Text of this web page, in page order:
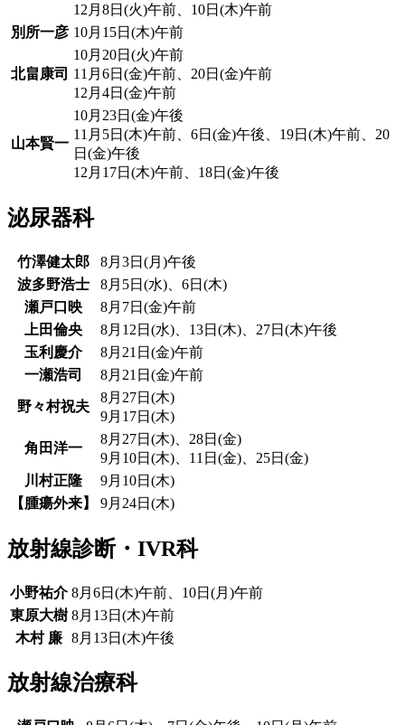
12月8日(火)午前、10日(木)午前
別所一彦 10月15日(木)午前
北畠康司
10月20日(火)午前
11月6日(金)午前、20日(金)午前
12月4日(金)午前
山本賢一
10月23日(金)午後
11月5日(木)午前、6日(金)午後、19日(木)午前、20
日(金)午後
12月17日(木)午前、18日(金)午後
泌尿器科
竹澤健太郎
8月3日(月)午後
波多野浩士
8月5日(水)、6日(木)
瀬戸口映
8月7日(金)午前
上田倫央
8月12日(水)、13日(木)、27日(木)午後
玉利慶介
8月21日(金)午前
一瀬浩司
8月21日(金)午前
野々村祝夫
8月27日(木)
9月17日(木)
角田洋一
8月27日(木)、28日(金)
9月10日(木)、11日(金)、25日(金)
川村正隆
9月10日(木)
【腫瘍外来】
9月24日(木)
放射線診断・IVR科
小野祐介 8月6日(木)午前、10日(月)午前
東原大樹 8月13日(木)午前
木村 廉 8月13日(木)午後
放射線治療科